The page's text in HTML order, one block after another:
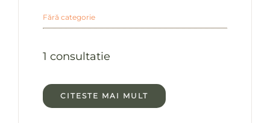
Fără categorie
1 consultatie
CITESTE MAI MULT